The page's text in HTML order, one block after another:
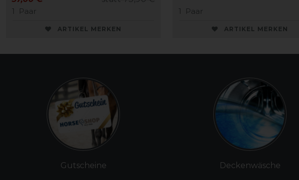
1
Paar
ARTIKEL MERKEN
1
Paar
ARTIKEL MERKEN
Gutscheine Deckenwäsche